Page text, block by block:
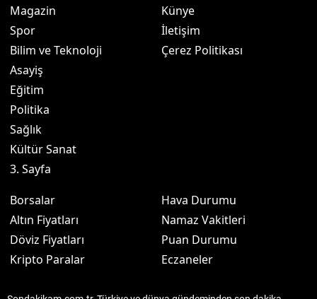
Magazin
Spor
Bilim ve Teknoloji
Asayiş
Eğitim
Politika
Sağlık
Kültür Sanat
3. Sayfa
Künye
İletişim
Çerez Politikası
Borsalar
Altın Fiyatları
Döviz Fiyatları
Kripto Paralar
Hava Durumu
Namaz Vakitleri
Puan Durumu
Eczaneler